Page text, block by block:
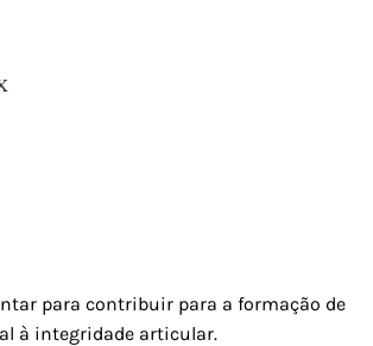
para contribuir para a formação de
à integridade articular.